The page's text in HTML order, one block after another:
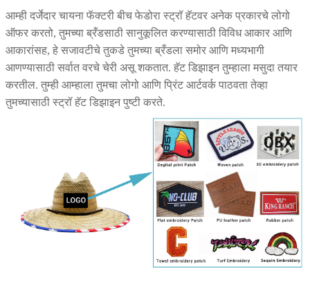
आम्ही दर्जेदार चायना फॅक्टरी बीच फेडोरा स्ट्रॉ हॅटवर अनेक प्रकारचे लोगो
ऑफर करतो, तुमच्या ब्रँडसाठी सानुकूलित करण्यासाठी विविध आकार आणि
आकारांसह, हे सजावटीचे तुकडे तुमच्या ब्रँडला समोर आणि मध्यभागी
आणण्यासाठी सर्वात वरचे चेरी असू शकतात. हॅट डिझाइन तुम्हाला मसुदा तयार
करतील. तुम्ही आम्हाला तुमचा लोगो आणि प्रिंट आर्टवर्क पाठवता तेव्हा
तुमच्यासाठी स्ट्रॉ हॅट डिझाइन पुष्टी करते.